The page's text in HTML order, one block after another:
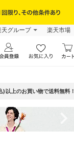
天グループ 楽天市場
以上のお買い物で送料無料！